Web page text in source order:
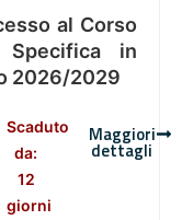
al Corso
Specifica in
2026/2029
Scaduto
da:
12
giorni
Maggiori
dettagli